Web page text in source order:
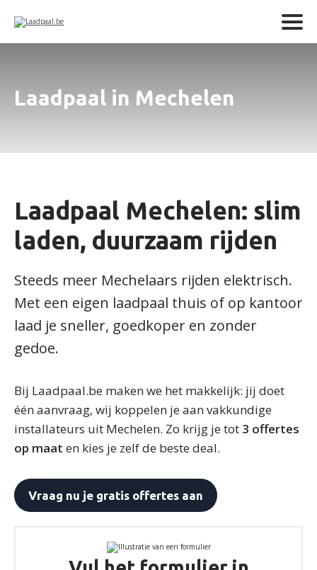
Laadpaal in Mechelen
Laadpaal Mechelen: slim
laden, duurzaam rijden
Steeds meer Mechelaars rijden elektrisch.
Met een eigen laadpaal thuis of op kantoor
laad je sneller, goedkoper en zonder
gedoe.
Bij Laadpaal.be maken we het makkelijk: jij doet
één aanvraag, wij koppelen je aan vakkundige
installateurs uit Mechelen. Zo krijg je tot 3 offertes
op maat en kies je zelf de beste deal.
Vraag nu je gratis offertes aan